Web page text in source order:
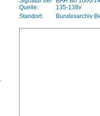
Quelle:
135-138v
Standort:
Bundesarchiv